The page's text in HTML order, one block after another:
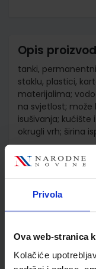
Privola
Ova web-stranica
Kolačiće
Opis
tanki,
staklu, plastici,
materijalima;
na svjetlost;
isušivanja; kućište
okrugli vrh; širina